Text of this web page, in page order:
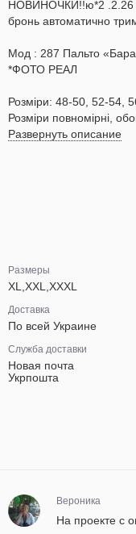
НОВИНОЧКИ!!ю*2 .2.26 г.!
бронь автоматично
Мод : 287 Пальто
*ФОТО РЕАЛ
Розміри: 48-50, 52-54,
Розміри повномірні,
Развернуть описание
Размеры
XL,XXL,XXXL
Доставка
По всей Украине
Служба доставки
Новая почта
Укрпошта
Вероника
На проекте с